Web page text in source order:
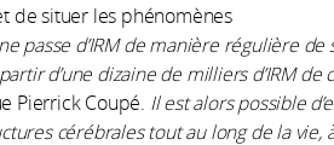
de situer les phénomènes
passe d’IRM de manière régulière de
d’une dizaine de milliers d’IRM de
Pierrick Coupé. Il est alors possible
cérébrales tout au long de la vie,